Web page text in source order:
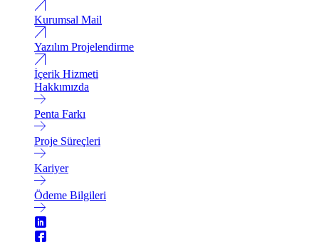
Kurumsal Mail
Yazılım Projelendirme
İçerik Hizmeti
Hakkımızda
Penta Farkı
Proje Süreçleri
Kariyer
Ödeme Bilgileri